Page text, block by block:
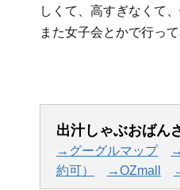
しくて、高すぎなくて
また女子会とかで行っ
出汁しゃぶおばん
→グーグルマップ
約可）
→OZmall